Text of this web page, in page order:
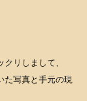
リしまして、
た写真と手元の現